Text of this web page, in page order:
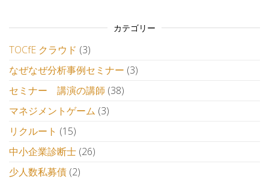
カテゴリー
TOCfE クラウド (3)
なぜなぜ分析事例セミナー (3)
セミナー 講演の講師 (38)
マネジメントゲーム (3)
リクルート (15)
中小企業診断士 (26)
少人数私募債 (2)